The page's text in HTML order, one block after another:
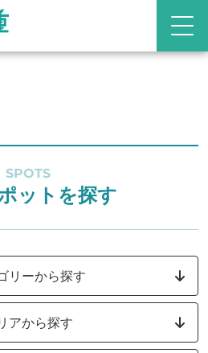
SPOTS
ットを探す
リーから探す
アから探す